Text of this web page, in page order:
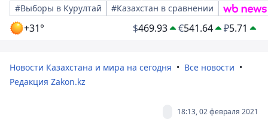
#Выборы в Курултай
#Казахстан в сравнении
+31° $469.93 €541.64 ₽5.71
Новости Казахстана и мира на сегодня
Все новости
Редакция Zakon.kz
18:13, 02 февраля 2021